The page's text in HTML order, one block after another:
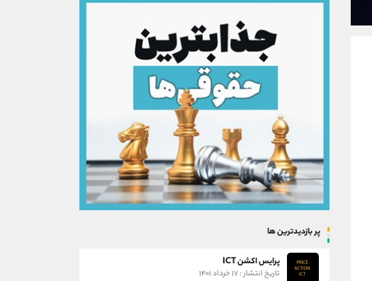
پر بازدیدترین ها
پرایس اکشن ICT
تاریخ انتشار : ۱۷ خرداد ۱۴۰۱